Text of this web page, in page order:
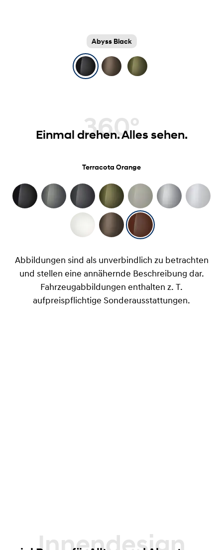
Abyss Black
360°
Einmal drehen. Alles sehen.
Terracota Orange
Abbildungen sind als unverbindlich zu betrachten
und stellen eine annähernde Beschreibung dar.
Fahrzeugabbildungen enthalten z. T.
aufpreispflichtige Sonderausstattungen.